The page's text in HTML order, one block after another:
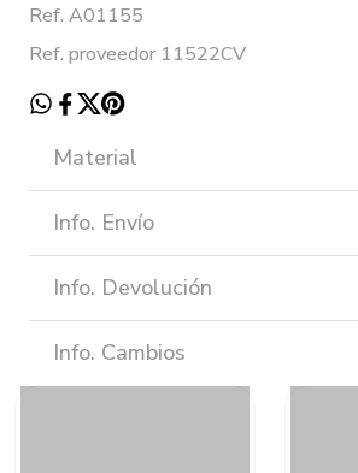
Ref. A01155
Ref. proveedor 11522CV
Material
Info. Envío
Info. Devolución
Info. Cambios